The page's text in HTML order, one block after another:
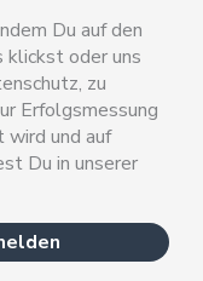
Du auf den
klickst oder uns
zu
Erfolgsmessung
und auf
Du in unserer